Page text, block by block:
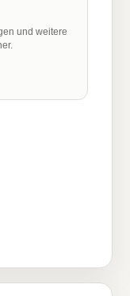
und weitere